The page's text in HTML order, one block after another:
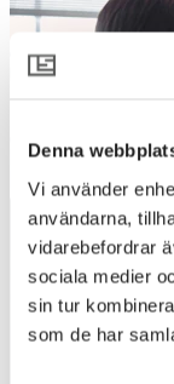
Denna
Vi använder
användarna,
vidarebefordrar
sociala medier
sin tur
som de har